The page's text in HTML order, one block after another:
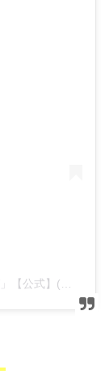
金曜ナイトドラマ「あのときキスしておけば」【公式】(@anokiss2021)がシェアした投稿